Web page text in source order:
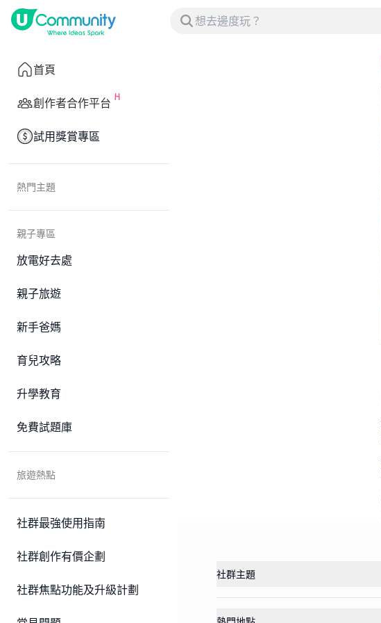
首頁
創作者合作平台
試用獎賞專區
熱門主題
親子專區
放電好去處
親子旅遊
新手爸媽
育兒攻略
升學教育
免費試題庫
旅遊熱點
社群最強使用指南
社群創作有價企劃
社群焦點功能及升級計劃
社群主題